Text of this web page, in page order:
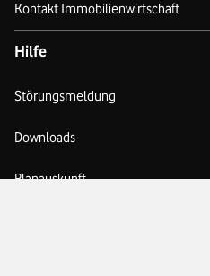
Kontakt Immobilienwirtschaft
Hilfe
Störungsmeldung
Downloads
Planauskunft